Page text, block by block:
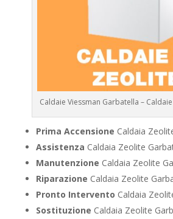
Caldaie Viessman Garbatella –
Prima Accensione Caldaia
Assistenza Caldaia Zeolite
Manutenzione Caldaia Zeolite
Riparazione Caldaia Zeolite
Pronto Intervento Caldaia
Sostituzione Caldaia Zeolite